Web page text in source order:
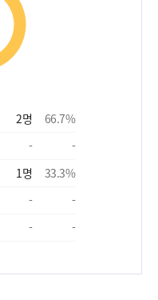
2명 66.7%
-
-
1명 33.3%
-
-
- -